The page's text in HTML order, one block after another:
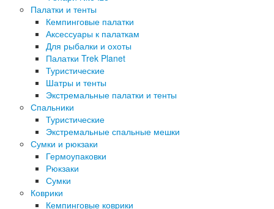
Палатки и тенты
Кемпинговые палатки
Аксессуары к палаткам
Для рыбалки и охоты
Палатки Trek Planet
Туристические
Шатры и тенты
Экстремальные палатки и тенты
Спальники
Туристические
Экстремальные спальные мешки
Сумки и рюкзаки
Гермоупаковки
Рюкзаки
Сумки
Коврики
Кемпинговые коврики